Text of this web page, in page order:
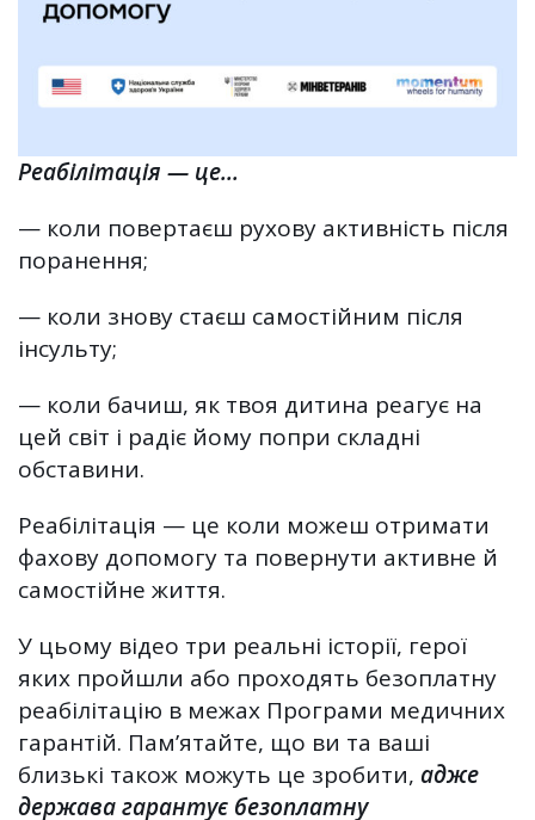
Реабілітація — це…
— коли повертаєш рухову активність після
поранення;
— коли знову стаєш самостійним після
інсульту;
— коли бачиш, як твоя дитина реагує на
цей світ і радіє йому попри складні
обставини.
Реабілітація — це коли можеш отримати
фахову допомогу та повернути активне й
самостійне життя.
У цьому відео три реальні історії, герої
яких пройшли або проходять безоплатну
реабілітацію в межах Програми медичних
гарантій. Пам’ятайте, що ви та ваші
близькі також можуть це зробити, адже
держава гарантує безоплатну